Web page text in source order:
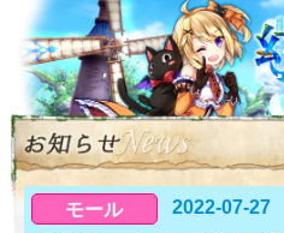
モール 2022-07-27